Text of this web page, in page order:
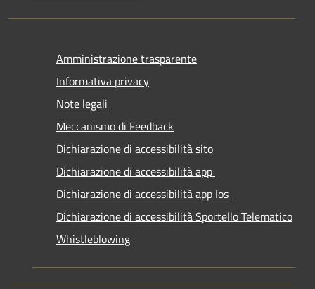
Amministrazione trasparente
Informativa privacy
Note legali
Meccanismo di Feedback
Dichiarazione di accessibilità sito
Dichiarazione di accessibilità app
Dichiarazione di accessibilità app Ios
Dichiarazione di accessibilità Sportello Telematico
Whistleblowing